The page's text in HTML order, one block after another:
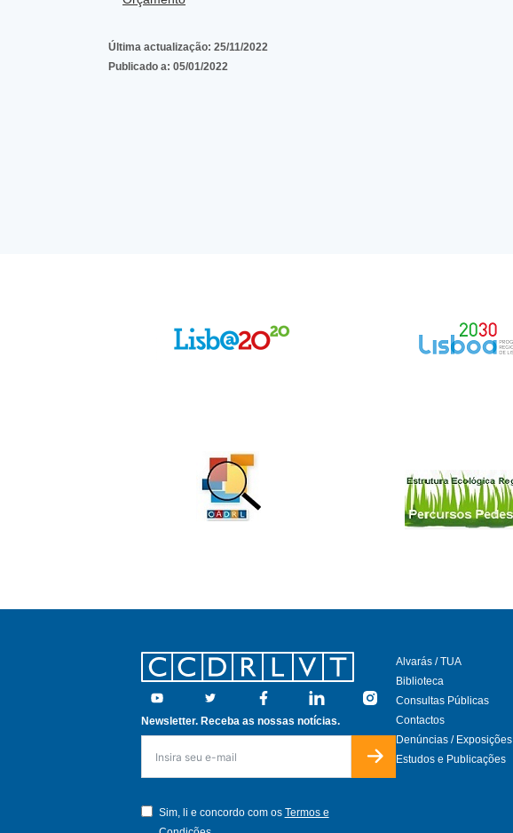
Última actualização: 25/11/2022
Publicado a: 05/01/2022
Footer
Youtube Twitter Facebook Linkedin
Instagram
Newsletter. Receba as nossas notícias.
Sim, li e concordo com os Termos e
Alvarás / TUA
Biblioteca
Consultas Públicas
Contactos
Denúncias / Exposições
Estudos e Publicações